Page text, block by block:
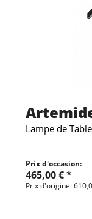
Lampe de
Prix d'occasion:
465,00 € *
Prix d'origine: